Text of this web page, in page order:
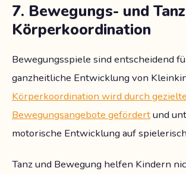
7. Bewegungs- und
Körperkoordination
Bewegungsspiele sind entscheidend
ganzheitliche Entwicklung von
Körperkoordination wird durch gezielte
Bewegungsangebote gefördertund
motorische Entwicklung auf
Tanz und Bewegung helfen Kindern